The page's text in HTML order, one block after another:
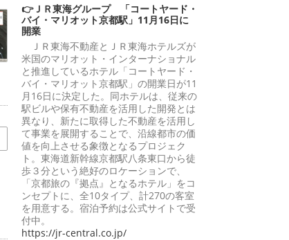
👉ＪＲ東海グループ 「コートヤード・
バイ・マリオット京都駅」11月16日に
開業
ＪＲ東海不動産とＪＲ東海ホテルズが
米国のマリオット・インターナショナル
と推進しているホテル「コートヤード・
バイ・マリオット京都駅」の開業日が11
月16日に決定した。同ホテルは、従来の
駅ビルや保有不動産を活用した開発とは
異なり、新たに取得した不動産を活用し
て事業を展開することで、沿線都市の価
値を向上させる象徴となるプロジェク
ト。東海道新幹線京都駅八条東口から徒
歩３分という絶好のロケーションで、
「京都旅の『拠点』となるホテル」をコ
ンセプトに、全10タイプ、計270の客室
を用意する。宿泊予約は公式サイトで受
付中。
https://jr-central.co.jp/